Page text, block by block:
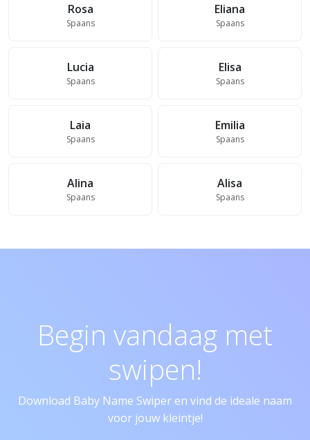
Rosa
Spaans
Eliana
Spaans
Lucia
Spaans
Elisa
Spaans
Laia
Spaans
Emilia
Spaans
Alina
Spaans
Alisa
Spaans
Begin vandaag met
swipen!
Download Baby Name Swiper en vind de ideale naam
voor jouw kleintje!